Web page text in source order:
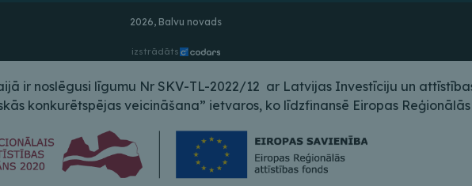
2026, Balvu novads
izstrādāts
ir noslēgusi līgumu Nr SKV-TL-2022/12 ar Latvijas Investīciju un
konkurētspējas veicināšana” ietvaros, ko līdzfinansē Eiropas